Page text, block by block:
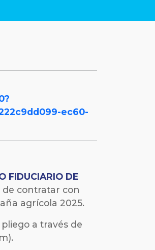
ec60-
FIDUCIARIO DE
de contratar con
agrícola 2025.
a través de